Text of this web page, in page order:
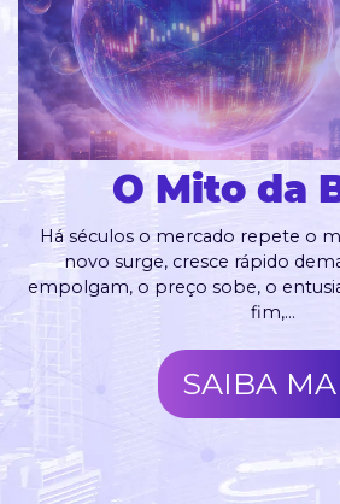
O Mito da
Há séculos o mercado repete o
novo surge, cresce rápido
empolgam, o preço sobe, o
fim,...
SAIBA